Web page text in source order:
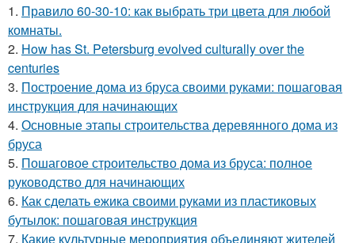
1. Правило 60-30-10: как выбрать три цвета для любой
комнаты.
2. How has St. Petersburg evolved culturally over the
centuries
3. Построение дома из бруса своими руками: пошаговая
инструкция для начинающих
4. Основные этапы строительства деревянного дома из
бруса
5. Пошаговое строительство дома из бруса: полное
руководство для начинающих
6. Как сделать ежика своими руками из пластиковых
бутылок: пошаговая инструкция
7. Какие культурные мероприятия объединяют жителей